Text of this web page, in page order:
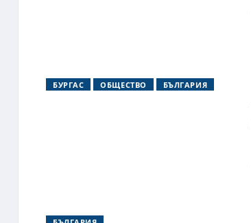
БУРГАС ОБЩЕСТВО БЪЛГАРИЯ